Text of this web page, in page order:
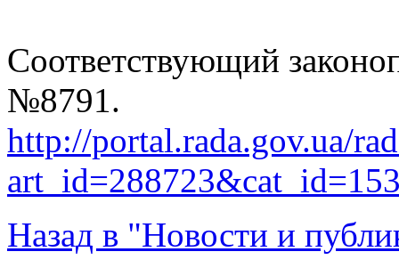
Соответствующий
№8791.
http://portal.rada.gov.ua/
Назад в "Новости и